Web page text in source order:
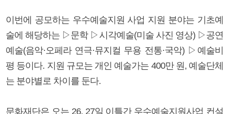
이번에 공모하는 우수예술지원 사업 지원 분야는 기초예
술에 해당하는 ▷문학 ▷시각예술(미술 사진 영상) ▷공연
예술(음악·오페라 연극·뮤지컬 무용 전통·국악) ▷예술비
평 등이다. 지원 규모는 개인 예술가는 400만 원, 예술단체
는 분야별로 차이를 둔다.
문화재단은 오는 26, 27일 이틀간 우수예술지원사업 컨설